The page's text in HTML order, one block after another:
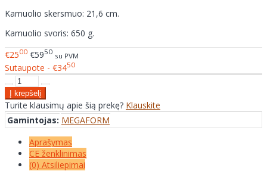
Kamuolio skersmuo: 21,6 cm.
Kamuolio svoris: 650 g.
€2500 €5950 su PVM
Sutaupote - €3450
Turite klausimų apie šią prekę? Klauskite
Gamintojas: MEGAFORM
Aprašymas
CE ženklinimas
(0) Atsiliepimai